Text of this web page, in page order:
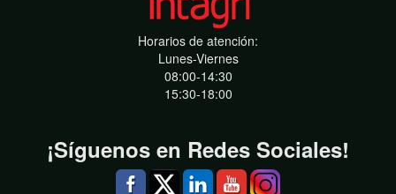
Horarios de atención:
Lunes-Viernes
08:00-14:30
15:30-18:00
¡Síguenos en Redes Sociales!